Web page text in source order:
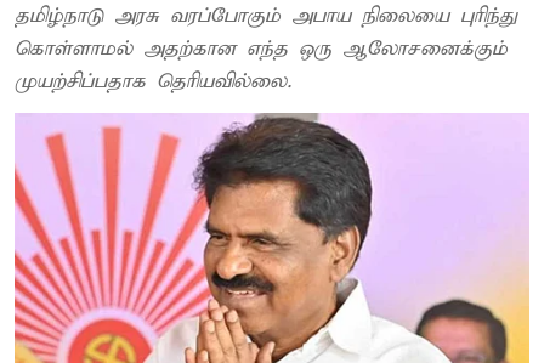
தமிழ்நாடு அரசு வரப்போகும் அபாய நிலையை புரிந்து
கொள்ளாமல் அதற்கான எந்த ஒரு ஆலோசனைக்கும்
முயற்சிப்பதாக தெரியவில்லை.